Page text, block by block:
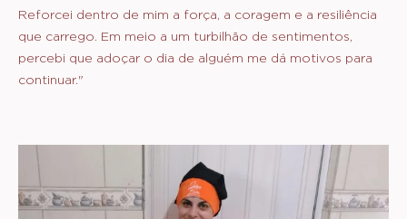
Reforcei dentro de mim a força, a coragem e a resiliência
que carrego. Em meio a um turbilhão de sentimentos,
percebi que adoçar o dia de alguém me dá motivos para
continuar."